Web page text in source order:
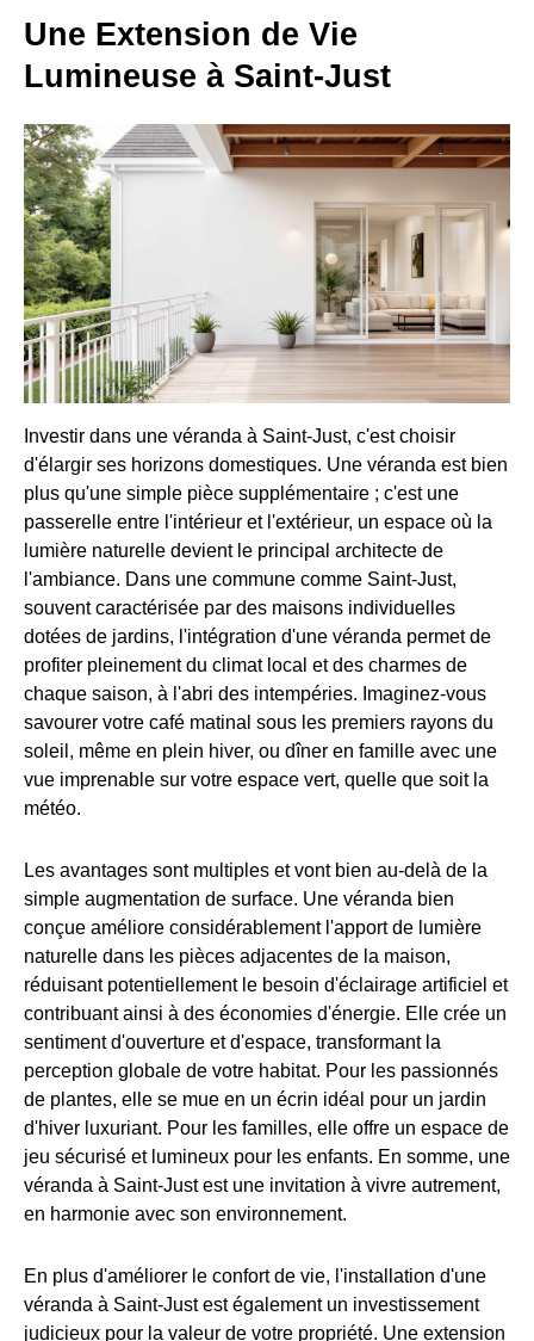
Une Extension de Vie
Lumineuse à Saint-Just
Investir dans une véranda à Saint-Just, c'est choisir
d'élargir ses horizons domestiques. Une véranda est bien
plus qu'une simple pièce supplémentaire ; c'est une
passerelle entre l'intérieur et l'extérieur, un espace où la
lumière naturelle devient le principal architecte de
l'ambiance. Dans une commune comme Saint-Just,
souvent caractérisée par des maisons individuelles
dotées de jardins, l'intégration d'une véranda permet de
profiter pleinement du climat local et des charmes de
chaque saison, à l'abri des intempéries. Imaginez-vous
savourer votre café matinal sous les premiers rayons du
soleil, même en plein hiver, ou dîner en famille avec une
vue imprenable sur votre espace vert, quelle que soit la
météo.
Les avantages sont multiples et vont bien au-delà de la
simple augmentation de surface. Une véranda bien
conçue améliore considérablement l'apport de lumière
naturelle dans les pièces adjacentes de la maison,
réduisant potentiellement le besoin d'éclairage artificiel et
contribuant ainsi à des économies d'énergie. Elle crée un
sentiment d'ouverture et d'espace, transformant la
perception globale de votre habitat. Pour les passionnés
de plantes, elle se mue en un écrin idéal pour un jardin
d'hiver luxuriant. Pour les familles, elle offre un espace de
jeu sécurisé et lumineux pour les enfants. En somme, une
véranda à Saint-Just est une invitation à vivre autrement,
en harmonie avec son environnement.
En plus d'améliorer le confort de vie, l'installation d'une
véranda à Saint-Just est également un investissement
judicieux pour la valeur de votre propriété. Une extension